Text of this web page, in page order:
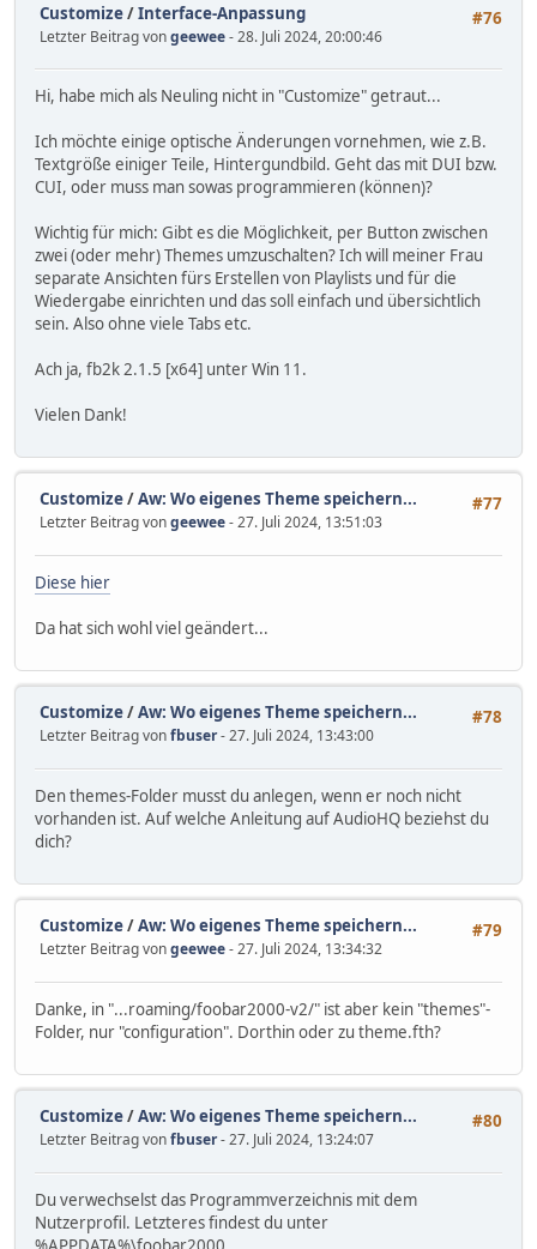
#76
Customize/Interface-Anpassung
Letzter Beitrag vongeewee- 28. Juli 2024, 20:00:46
Hi, habe mich als Neuling nicht in "Customize" getraut...
Ich möchte einige optische Änderungen vornehmen, wie z.B.
Textgröße einiger Teile, Hintergundbild. Geht das mit DUI bzw.
CUI, oder muss man sowas programmieren (können)?
Wichtig für mich: Gibt es die Möglichkeit, per Button zwischen
zwei (oder mehr) Themes umzuschalten? Ich will meiner Frau
separate Ansichten fürs Erstellen von Playlists und für die
Wiedergabe einrichten und das soll einfach und übersichtlich
sein. Also ohne viele Tabs etc.
Ach ja, fb2k 2.1.5 [x64] unter Win 11.
Vielen Dank!
#77
Customize/Aw: Wo eigenes Theme speichern...
Letzter Beitrag vongeewee- 27. Juli 2024, 13:51:03
Diese hier
Da hat sich wohl viel geändert...
#78
Customize/Aw: Wo eigenes Theme speichern...
Letzter Beitrag vonfbuser- 27. Juli 2024, 13:43:00
Den themes-Folder musst du anlegen, wenn er noch nicht
vorhanden ist. Auf welche Anleitung auf AudioHQ beziehst du
dich?
#79
Customize/Aw: Wo eigenes Theme speichern...
Letzter Beitrag vongeewee- 27. Juli 2024, 13:34:32
Danke, in "...roaming/foobar2000-v2/" ist aber kein "themes"-
Folder, nur "configuration". Dorthin oder zu theme.fth?
#80
Customize/Aw: Wo eigenes Theme speichern...
Letzter Beitrag vonfbuser- 27. Juli 2024, 13:24:07
Du verwechselst das Programmverzeichnis mit dem
Nutzerprofil. Letzteres findest du unter